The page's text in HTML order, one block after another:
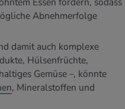
Abnehmerfolge
damit auch komplexe
Hülsenfrüchte,
Gemüse –, könnte
, Mineralstoffen und